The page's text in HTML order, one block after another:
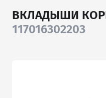
ВКЛАДЫШИ
117016302203